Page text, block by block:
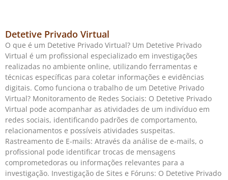
Detetive Privado Virtual
O que é um Detetive Privado Virtual? Um Detetive Privado
Virtual é um profissional especializado em investigações
realizadas no ambiente online, utilizando ferramentas e
técnicas específicas para coletar informações e evidências
digitais. Como funciona o trabalho de um Detetive Privado
Virtual? Monitoramento de Redes Sociais: O Detetive Privado
Virtual pode acompanhar as atividades de um indivíduo em
redes sociais, identificando padrões de comportamento,
relacionamentos e possíveis atividades suspeitas.
Rastreamento de E-mails: Através da análise de e-mails, o
profissional pode identificar trocas de mensagens
comprometedoras ou informações relevantes para a
investigação. Investigação de Sites e Fóruns: O Detetive Privado